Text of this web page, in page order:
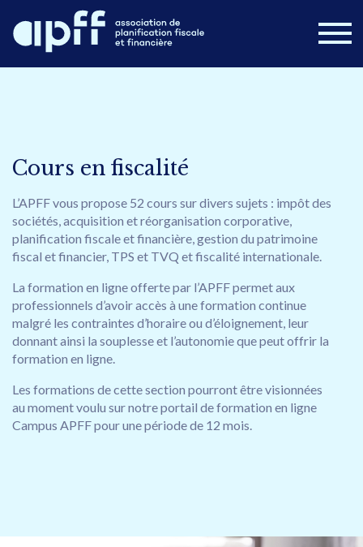
Cours en ligne
Publications
Postes disponibles Campus APFF
Nous joindre
Cours en fiscalité
L’APFF vous propose 52 cours sur divers sujets : impôt des
sociétés, acquisition et réorganisation corporative,
planification fiscale et financière, gestion du patrimoine
fiscal et financier, TPS et TVQ et fiscalité internationale.
La formation en ligne offerte par l’APFF permet aux
professionnels d’avoir accès à une formation continue
malgré les contraintes d’horaire ou d’éloignement, leur
donnant ainsi la souplesse et l’autonomie que peut offrir la
formation en ligne.
Les formations de cette section pourront être visionnées
au moment voulu sur notre portail de formation en ligne
Campus APFF pour une période de 12 mois.